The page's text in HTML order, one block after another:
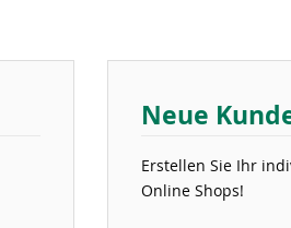
Neue
Erstellen Sie Ihr
Online Shops!